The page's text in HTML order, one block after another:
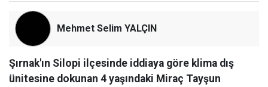
Mehmet Selim YALÇIN
Şırnak'ın Silopi ilçesinde iddiaya göre klima dış
ünitesine dokunan 4 yaşındaki Miraç Tayşun